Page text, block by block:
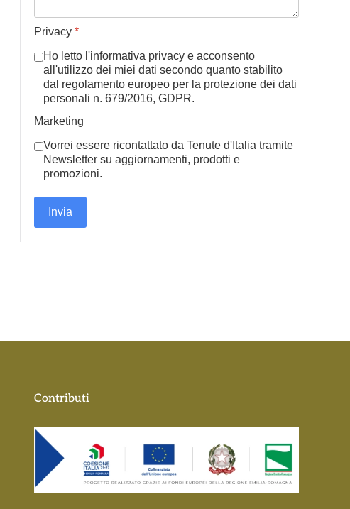
Privacy *
Ho letto l'informativa privacy e acconsento
all'utilizzo dei miei dati secondo quanto stabilito
dal regolamento europeo per la protezione dei dati
personali n. 679/2016, GDPR.
Marketing
Vorrei essere ricontattato da Tenute d'Italia tramite
Newsletter su aggiornamenti, prodotti e
promozioni.
Invia
Contributi